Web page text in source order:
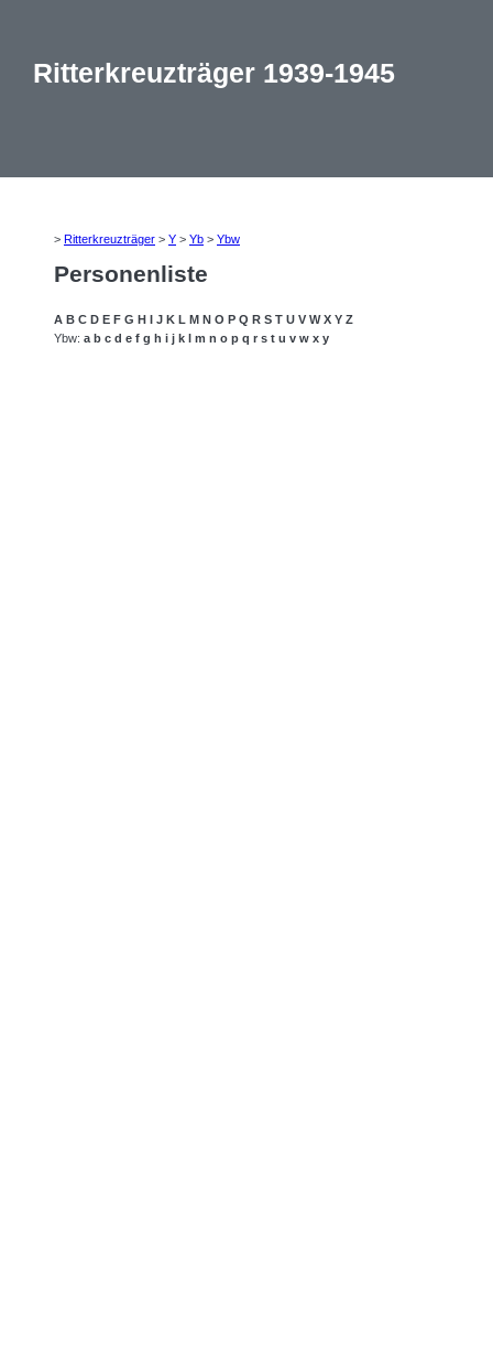
Ritterkreuzträger 1939-1945
> Ritterkreuzträger > Y > Yb > Ybw
Personenliste
A B C D E F G H I J K L M N O P Q R S T U V W X Y Z
Ybw: a b c d e f g h i j k l m n o p q r s t u v w x y